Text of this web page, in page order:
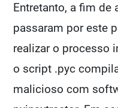
Entretanto, a fim de
passaram por este
realizar o processo
o script .pyc
malicioso com